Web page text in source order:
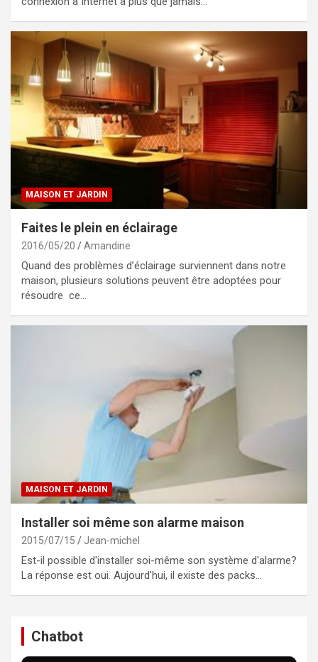
MAISON ET JARDIN
Faites le plein en éclairage
2016/05/20 Amandine
Quand des problèmes d’éclairage surviennent dans notre
maison, plusieurs solutions peuvent être adoptées pour
résoudre ce…
MAISON ET JARDIN
Installer soi même son alarme maison
2015/07/15 Jean-michel
Est-il possible d'installer soi-même son système d'alarme?
La réponse est oui. Aujourd'hui, il existe des packs…
Chatbot